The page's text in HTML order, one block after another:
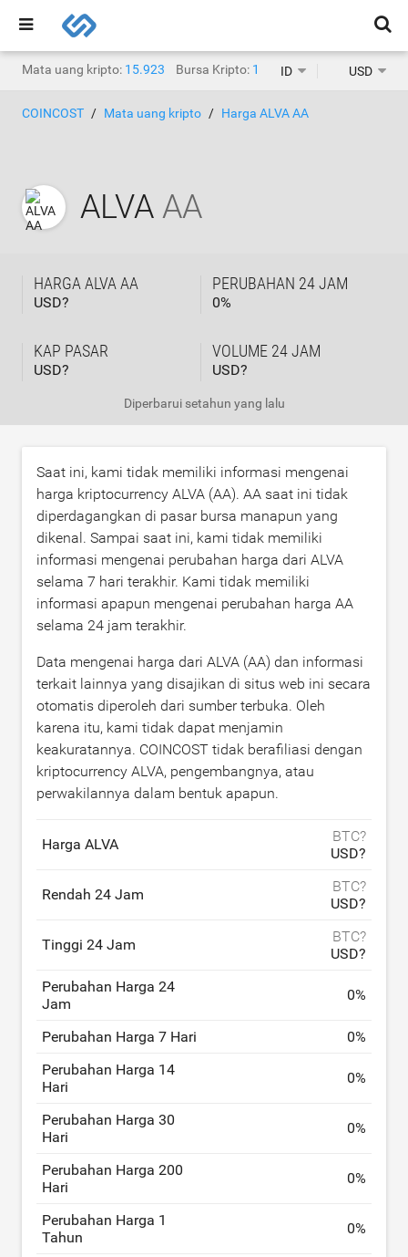
Mata uang kripto: 15.923 Bursa Kripto: 1.468ID USD
COINCOST Mata uang kripto Harga ALVA AA
ALVA AA
HARGA ALVA AA
USD?
PERUBAHAN 24 JAM
0%
KAP PASAR
USD?
VOLUME 24 JAM
USD?
Diperbarui setahun yang lalu
Saat ini, kami tidak memiliki informasi mengenai
harga kriptocurrency ALVA (AA). AA saat ini tidak
diperdagangkan di pasar bursa manapun yang
dikenal. Sampai saat ini, kami tidak memiliki
informasi mengenai perubahan harga dari ALVA
selama 7 hari terakhir. Kami tidak memiliki
informasi apapun mengenai perubahan harga AA
selama 24 jam terakhir.
Data mengenai harga dari ALVA (AA) dan informasi
terkait lainnya yang disajikan di situs web ini secara
otomatis diperoleh dari sumber terbuka. Oleh
karena itu, kami tidak dapat menjamin
keakuratannya. COINCOST tidak berafiliasi dengan
kriptocurrency ALVA, pengembangnya, atau
perwakilannya dalam bentuk apapun.
Harga ALVA
BTC?
USD?
Rendah 24 Jam
BTC?
USD?
Tinggi 24 Jam
BTC?
USD?
Perubahan Harga 24
Jam
0%
Perubahan Harga 7 Hari 0%
Perubahan Harga 14
Hari
0%
Perubahan Harga 30
Hari
0%
Perubahan Harga 200
Hari
0%
Perubahan Harga 1
Tahun
0%